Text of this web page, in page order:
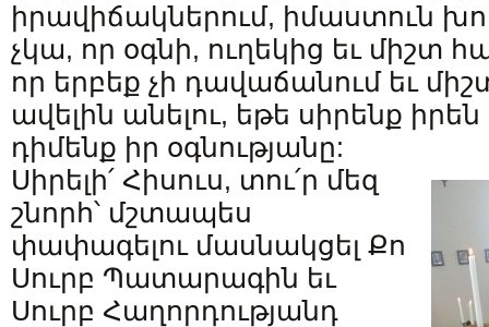
իրավիճակներում, իմաստուն
չկա, որ օգնի, ուղեկից եւ միշտ
որ երբեք չի դավաճանում եւ
ավելին անելու, եթե սիրենք
դիմենք իր օգնությանը:
Սիրելի՛ Հիսուս, տու՛ր մեզ
շնորհ՝ մշտապես
փափագելու մասնակցել Քո
Սուրբ Պատարագին եւ
Սուրբ Հաղորդությանդ